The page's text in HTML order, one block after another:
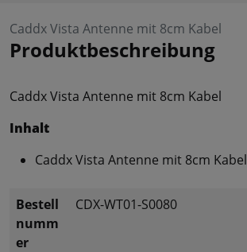
Caddx Vista Antenne mit 8cm Kabel
Produktbeschreibung
Caddx Vista Antenne mit 8cm Kabel
Inhalt
Caddx Vista Antenne mit 8cm Kabel
Bestell
numm
er
CDX-WT01-S0080